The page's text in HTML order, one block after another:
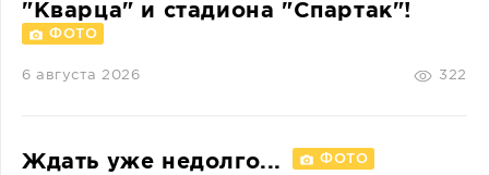
"Кварца" и стадиона "Спартак"!
ФОТО
6 августа 2026 322
Ждать уже недолго... ФОТО